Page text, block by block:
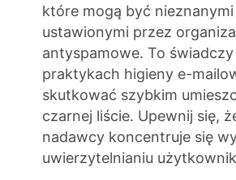
które mogą być nieznanymi
ustawionymi przez
antyspamowe. To świadczy
praktykach higieny e-
skutkować szybkim
czarnej liście. Upewnij się,
nadawcy koncentruje się
uwierzytelnianiu